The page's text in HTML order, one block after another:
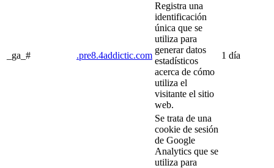
_ga_# .pre8.4addictic.com
Registra una
identificación
única que se
utiliza para
generar datos
estadísticos
acerca de cómo
utiliza el
visitante el sitio
web.
1 día
Se trata de una
cookie de sesión
de Google
Analytics que se
utiliza para